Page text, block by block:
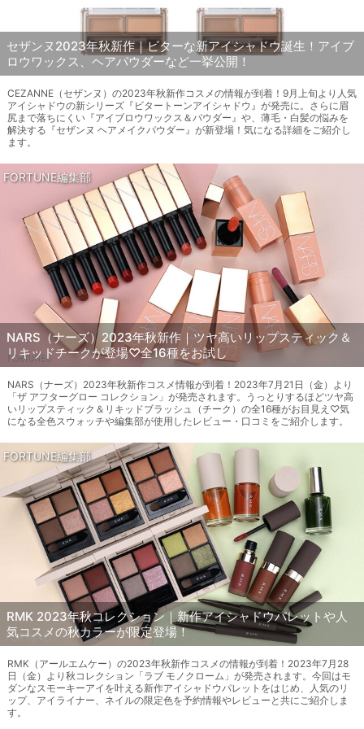
セザンヌ2023年秋新作｜ビターな新アイシャドウ誕生！アイブ
ロウワックス、ヘアパウダーなど一挙公開！
CEZANNE（セザンヌ）の2023年秋新作コスメの情報が到着！9月上旬より人気
アイシャドウの新シリーズ『ビタートーンアイシャドウ』が発売に。さらに眉
尻まで落ちにくい『アイブロウワックス＆パウダー』や、薄毛・白髪の悩みを
解決する『セザンヌ ヘアメイクパウダー』が新登場！気になる詳細をご紹介し
ます。
FORTUNE編集部
NARS（ナーズ）2023年秋新作｜ツヤ高いリップスティック＆
リキッドチークが登場♡全16種をお試し
NARS（ナーズ）2023年秋新作コスメ情報が到着！2023年7月21日（金）より
「ザ アフターグロー コレクション」が発売されます。うっとりするほどツヤ高
いリップスティック＆リキッドブラッシュ（チーク）の全16種がお目見え♡気
になる全色スウォッチや編集部が使用したレビュー・口コミをご紹介します。
FORTUNE編集部
RMK 2023年秋コレクション｜新作アイシャドウパレットや人
気コスメの秋カラーが限定登場！
RMK（アールエムケー）の2023年秋新作コスメの情報が到着！2023年7月28
日（金）より秋コレクション「ラブ モノクローム」が発売されます。今回はモ
ダンなスモーキーアイを叶える新作アイシャドウパレットをはじめ、人気のリ
ップ、アイライナー、ネイルの限定色を予約情報やレビューと共にご紹介しま
す。